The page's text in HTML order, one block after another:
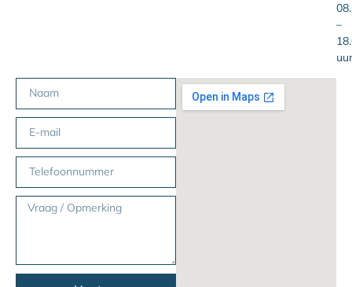
–
uur